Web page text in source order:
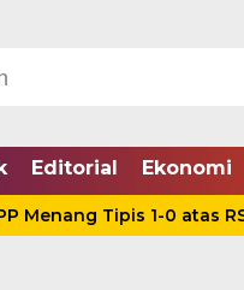
Editorial Ekonomi
Tipis 1-0 atas RSUD